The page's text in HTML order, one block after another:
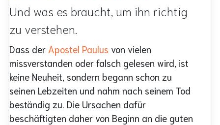
Und was es braucht, um ihn richtig
zu verstehen.
Dass der Apostel Paulus von vielen
missverstanden oder falsch gelesen wird, ist
keine Neuheit, sondern begann schon zu
seinen Lebzeiten und nahm nach seinem Tod
beständig zu. Die Ursachen dafür
beschäftigten daher von Beginn an die guten